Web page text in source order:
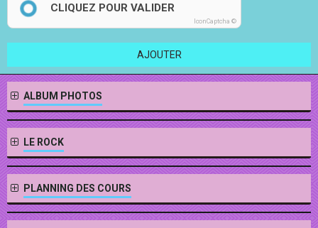
CLIQUEZ POUR VALIDER
IconCaptcha ©
AJOUTER
ALBUM PHOTOS
LE ROCK
PLANNING DES COURS